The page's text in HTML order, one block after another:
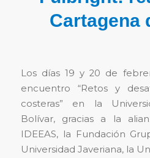
Cartagena
Los días 19 y 20 de
encuentro “Retos y
costeras” en la
Bolívar, gracias a la
IDEEAS, la Fundación
Universidad Javeriana, la